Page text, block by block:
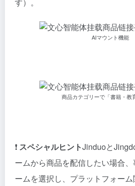
AIマウント機能
商品カテゴリーで「書籍・教
❗️ スペシャルヒントJinduoと
ームから商品を配信したい場合
ームを選択し、プラットフォー